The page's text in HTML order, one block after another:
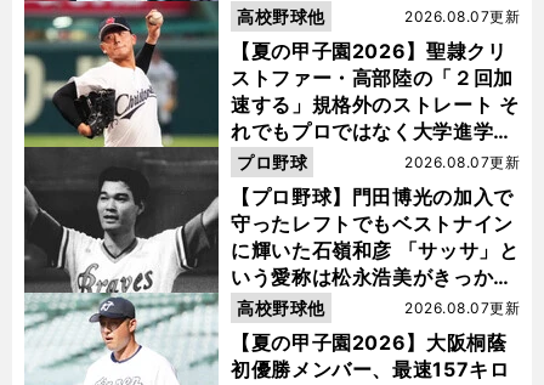
【夏の甲子園2026】聖隷クリ
ストファー・高部陸の「２回加
速する」規格外のストレート そ
れでもプロではなく大学進学を
選ぶ理由
2026.08.07更新
高校野球他
【プロ野球】門田博光の加入で
守ったレフトでもベストナイン
に輝いた石嶺和彦 「サッサ」と
いう愛称は松永浩美がきっか
け？
2026.08.07更新
プロ野球
【夏の甲子園2026】大阪桐蔭
初優勝メンバー、最速157キロ
2026.08.07更新
高校野球他